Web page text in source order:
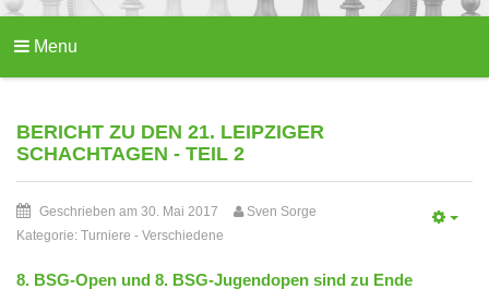
Menu
BERICHT ZU DEN 21. LEIPZIGER
SCHACHTAGEN - TEIL 2
Geschrieben am 30. Mai 2017
Sven Sorge
Kategorie: Turniere - Verschiedene
8. BSG-Open und 8. BSG-Jugendopen sind zu Ende